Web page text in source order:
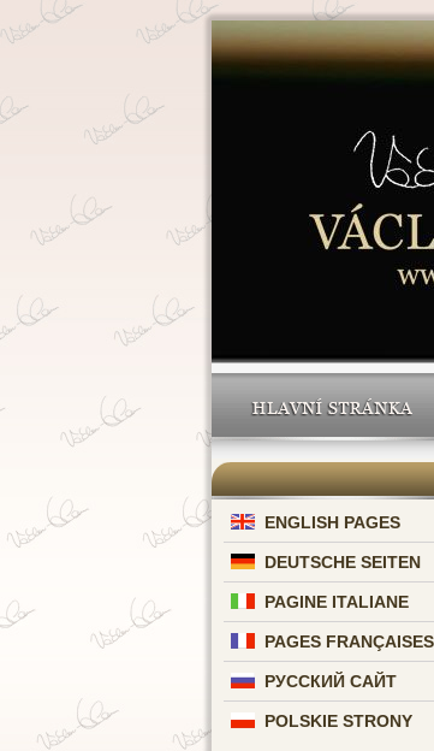
HLAVNÍ STRÁNKA
ENGLISH PAGES
DEUTSCHE SEITEN
PAGINE ITALIANE
PAGES FRANÇAISES
РУССКИЙ САЙТ
POLSKIE STRONY